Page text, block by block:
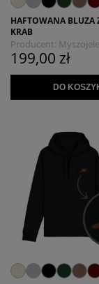
HAFTOWANA BLUZA
KRAB
Producent:
199,00 zł
DO